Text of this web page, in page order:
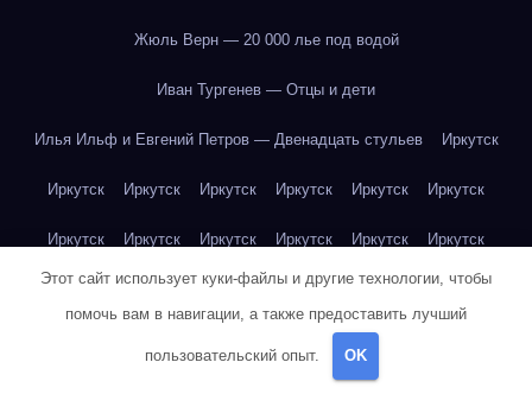
Жюль Верн — 20 000 лье под водой
Иван Тургенев — Отцы и дети
Илья Ильф и Евгений Петров — Двенадцать стульев Иркутск
Иркутск Иркутск Иркутск Иркутск Иркутск Иркутск
Иркутск Иркутск Иркутск Иркутск Иркутск Иркутск
Иркутск Иркутск Иркутск Иркутск Иркутск Иркутск
Иркутск Йогурт
Этот сайт использует куки-файлы и другие технологии, чтобы
помочь вам в навигации, а также предоставить лучший
пользовательский опыт. OK